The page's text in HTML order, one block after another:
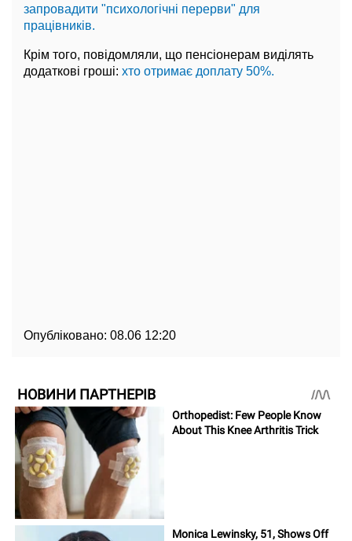
запровадити "психологічні перерви" для
працівників.
Крім того, повідомляли, що пенсіонерам виділять
додаткові гроші: хто отримає доплату 50%.
Опубліковано: 08.06 12:20